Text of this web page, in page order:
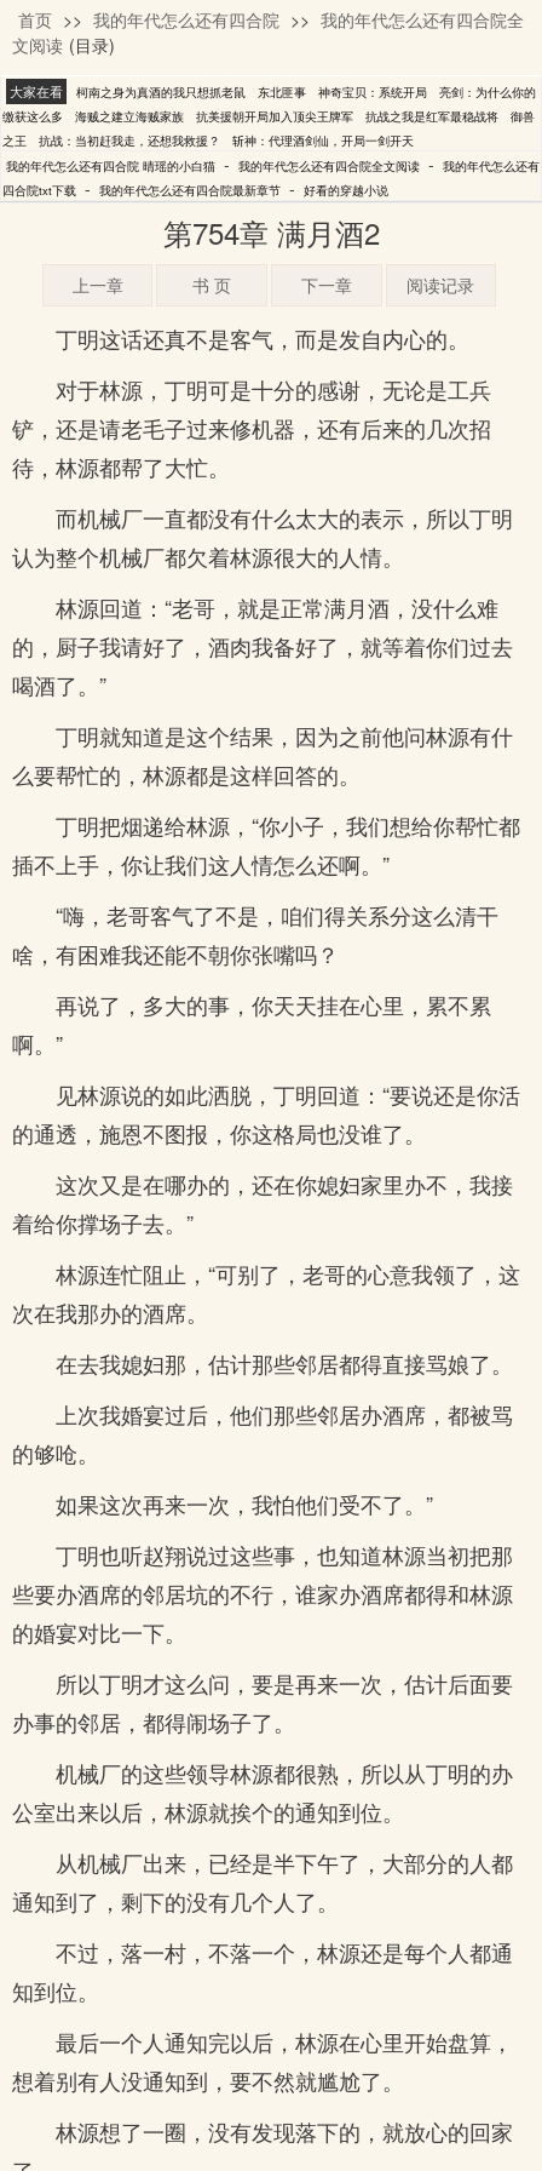
晴瑶的小白猫
首页 >> 我的年代怎么还有四合院 >> 我的年代怎么还有四合院全
文阅读 (目录)
大家在看 柯南之身为真酒的我只想抓老鼠 东北匪事 神奇宝贝：系统开局
亮剑：为什么你的
缴获这么多
海贼之建立海贼家族 抗美援朝开局加入顶尖王牌军 抗战之我是红军最稳战将
御兽
之王
抗战：当初赶我走，还想我救援？
斩神：代理酒剑仙，开局一剑开天
我的年代怎么还有四合院 晴瑶的小白猫 - 我的年代怎么还有四合院全文阅读 - 我的年代怎么还有
四合院txt下载 - 我的年代怎么还有四合院最新章节 - 好看的穿越小说
第754章 满月酒2
上一章 书 页 下一章 阅读记录
丁明这话还真不是客气，而是发自内心的。
对于林源，丁明可是十分的感谢，无论是工兵
铲，还是请老毛子过来修机器，还有后来的几次招
待，林源都帮了大忙。
而机械厂一直都没有什么太大的表示，所以丁明
认为整个机械厂都欠着林源很大的人情。
林源回道：“老哥，就是正常满月酒，没什么难
的，厨子我请好了，酒肉我备好了，就等着你们过去
喝酒了。”
丁明就知道是这个结果，因为之前他问林源有什
么要帮忙的，林源都是这样回答的。
丁明把烟递给林源，“你小子，我们想给你帮忙都
插不上手，你让我们这人情怎么还啊。”
“嗨，老哥客气了不是，咱们得关系分这么清干
啥，有困难我还能不朝你张嘴吗？
再说了，多大的事，你天天挂在心里，累不累
啊。”
见林源说的如此洒脱，丁明回道：“要说还是你活
的通透，施恩不图报，你这格局也没谁了。
这次又是在哪办的，还在你媳妇家里办不，我接
着给你撑场子去。”
林源连忙阻止，“可别了，老哥的心意我领了，这
次在我那办的酒席。
在去我媳妇那，估计那些邻居都得直接骂娘了。
上次我婚宴过后，他们那些邻居办酒席，都被骂
的够呛。
如果这次再来一次，我怕他们受不了。”
丁明也听赵翔说过这些事，也知道林源当初把那
些要办酒席的邻居坑的不行，谁家办酒席都得和林源
的婚宴对比一下。
所以丁明才这么问，要是再来一次，估计后面要
办事的邻居，都得闹场子了。
机械厂的这些领导林源都很熟，所以从丁明的办
公室出来以后，林源就挨个的通知到位。
从机械厂出来，已经是半下午了，大部分的人都
通知到了，剩下的没有几个人了。
不过，落一村，不落一个，林源还是每个人都通
知到位。
最后一个人通知完以后，林源在心里开始盘算，
想着别有人没通知到，要不然就尴尬了。
林源想了一圈，没有发现落下的，就放心的回家